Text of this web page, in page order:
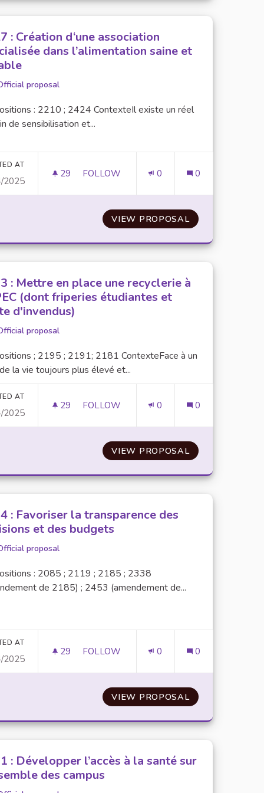
DE RESTAURATION DURABLE ET ÉCO-RESPONSABLE
PLACE DES ÉQUIPEMENTS DE RESTAURATION
: Création d‘une association
dans l’alimentation saine et
proposal
: 2210 ; 2424 ContexteIl existe un réel
de sensibilisation et...
AT
2025
29 29 FOLLOWERS
FOLLOW 0 0
VIEW PROPOSALN°27 :
LA SÉCURITÉ ÉTUDIANTE
: Mettre en place une recyclerie à
(dont friperies étudiantes et
d'invendus)
proposal
; 2195 ; 2191; 2181 ContexteFace à un
la vie toujours plus élevé et...
AT
2025
29 29 FOLLOWERS
FOLLOW 0 0
VIEW PROPOSALN°13 : METTRE
SENSIBILISATION SUR LES DISCRIMINATIONS ET
ÉTAT DES LIEUX ET UNE SENSIBILISATION SUR LES
: Favoriser la transparence des
et des budgets
proposal
: 2085 ; 2119 ; 2185 ; 2338
de 2185) ; 2453 (amendement de...
AT
2025
29 29 FOLLOWERS
FOLLOW 0 0
VIEW PROPOSALN°74 :
: Développer l’accès à la santé sur
des campus